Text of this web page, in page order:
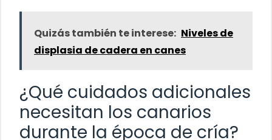
Quizás también te interese: Niveles de
displasia de cadera en canes
¿Qué cuidados adicionales
necesitan los canarios
durante la época de cría?